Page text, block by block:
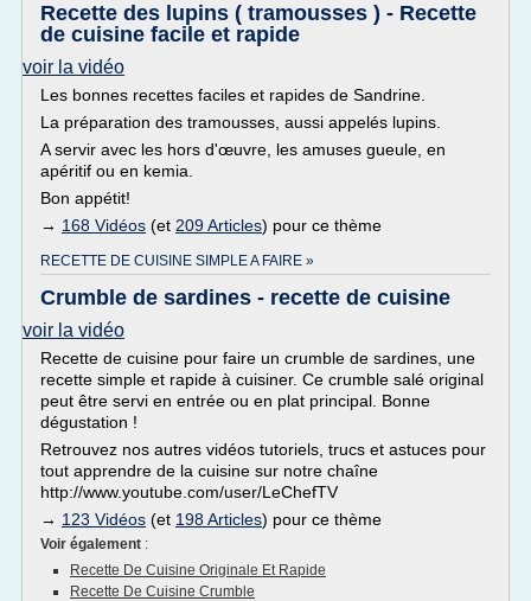
Recette des lupins ( tramousses ) - Recette
de cuisine facile et rapide
voir la vidéo
Les bonnes recettes faciles et rapides de Sandrine.
La préparation des tramousses, aussi appelés lupins.
A servir avec les hors d'œuvre, les amuses gueule, en
apéritif ou en kemia.
Bon appétit!
→ 168 Vidéos (et 209 Articles) pour ce thème
RECETTE DE CUISINE SIMPLE A FAIRE »
Crumble de sardines - recette de cuisine
voir la vidéo
Recette de cuisine pour faire un crumble de sardines, une
recette simple et rapide à cuisiner. Ce crumble salé original
peut être servi en entrée ou en plat principal. Bonne
dégustation !
Retrouvez nos autres vidéos tutoriels, trucs et astuces pour
tout apprendre de la cuisine sur notre chaîne
http://www.youtube.com/user/LeChefTV
→ 123 Vidéos (et 198 Articles) pour ce thème
Voir également :
Recette De Cuisine Originale Et Rapide
Recette De Cuisine Crumble